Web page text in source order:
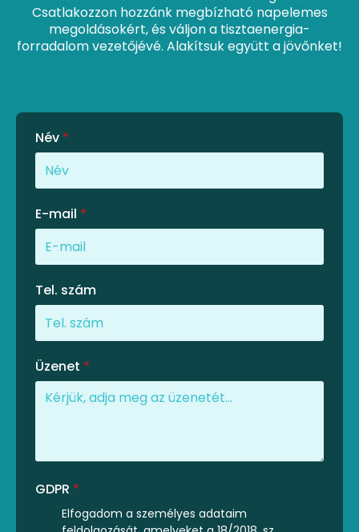
Csatlakozzon hozzánk megbízható napelemes
megoldásokért, és váljon a tisztaenergia-
forradalom vezetőjévé. Alakítsuk együtt a jövőnket!
Név *
E-mail *
Tel. szám
Üzenet *
GDPR *
Elfogadom a személyes adataim